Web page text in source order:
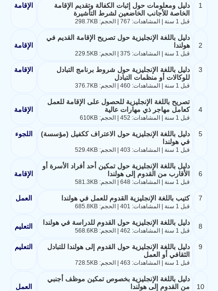
1
دليل ومعلومات حول إثبات الكفالة وتقديم الإقامة
الخاصة للأجانب الخاضعين لشرط التأشيرة
قبل 1 سنة | المشاهدات: 767 | الحجم: 298.7KB
الإقامة
2
دليل باللغة الإنجليزية حول تصريح الإقامة القديم في
هولندا
قبل 1 سنة | المشاهدات: 375 | الحجم: 229.5KB
الإقامة
3
دليل باللغة الإنجليزية حول شروط برنامج التبادل
للوكالات أو منظمات التبادل
قبل 1 سنة | المشاهدات: 460 | الحجم: 376.7KB
الإقامة
4
تصريح باللغة الإنجليزية للحصول على الإقامة للعمل
كعامل مهاجر ذي مهارات عالية
قبل 1 سنة | المشاهدات: 452 | الحجم: 610KB
الإقامة
5
دليل باللغة الإنجليزية حول الاعتراف ككفيل (مؤسسة)
في هولندا
قبل 1 سنة | المشاهدات: 403 | الحجم: 529.4KB
اللجوء
6
دليل باللغة الإنجليزية حول تمكين أحد أفراد الأسرة أو
الأقارب من القدوم إلى هولندا
قبل 1 سنة | المشاهدات: 648 | الحجم: 581.3KB
الإقامة
7 كتيب باللغة الإنجليزية القدوم للعمل في هولندا
قبل 1 سنة | المشاهدات: 401 | الحجم: 685.8KB
العمل
8 دليل باللغة الإنجليزية حول القدوم للدراسة في هولندا
قبل 1 سنة | المشاهدات: 462 | الحجم: 568.6KB
التعليم
9
دليل باللغة الإنجليزية حول القدوم إلى هولندا للتبادل
الثقافي أو العمل
قبل 1 سنة | المشاهدات: 463 | الحجم: 728.5KB
التعليم
10
دليل باللغة الإنجليزية بخصوص تمكين موظف أجنبي
من القدوم إلى هولندا
العمل